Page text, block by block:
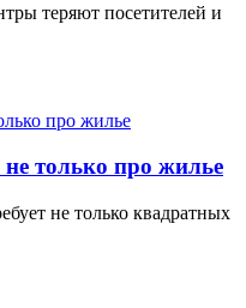
теряют посетителей и
только про жилье
не только квадратных